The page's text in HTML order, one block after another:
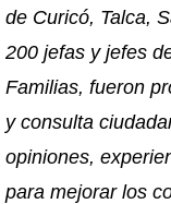
de Curicó, Talca,
200 jefas y jefes
Familias, fueron
y consulta
opiniones,
para mejorar los